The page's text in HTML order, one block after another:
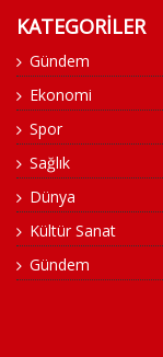
KATEGORİLER
Gündem
Ekonomi
Spor
Sağlık
Dünya
Kültür Sanat
Gündem